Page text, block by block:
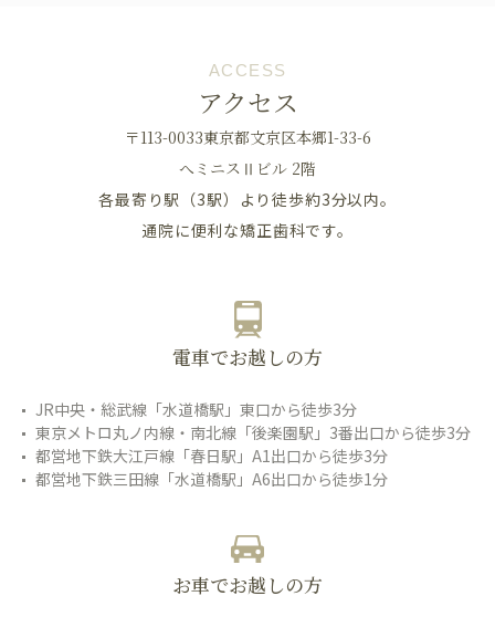
ACCESS
アクセス
〒113-0033東京都文京区本郷1-33-6
へミニスⅡビル 2階
各最寄り駅（3駅）より徒歩約3分以内。
通院に便利な矯正歯科です。
電車でお越しの方
JR中央・総武線「水道橋駅」東口から徒歩3分
東京メトロ丸ノ内線・南北線「後楽園駅」3番出口から徒歩3分
都営地下鉄大江戸線「春日駅」A1出口から徒歩3分
都営地下鉄三田線「水道橋駅」A6出口から徒歩1分
お車でお越しの方